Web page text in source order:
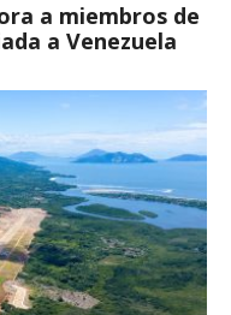
a miembros de
a Venezuela